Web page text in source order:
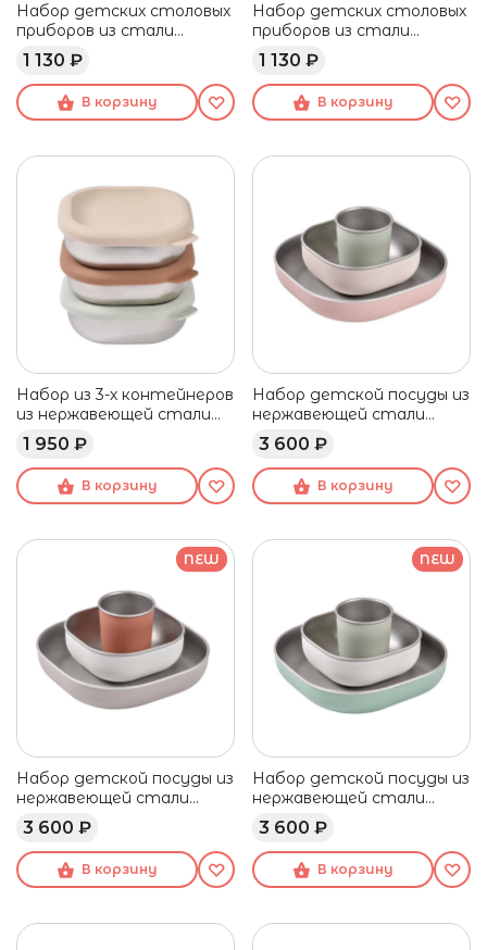
Набор детских столовых
приборов из стали
BEABA розовый
1 130 ₽
В корзину
Набор детских столовых
приборов из стали
BEABA голубой
1 130 ₽
В корзину
Набор из 3-х контейнеров
из нержавеющей стали
BEABA
1 950 ₽
В корзину
Набор детской посуды из
нержавеющей стали
BEABA розовый
3 600 ₽
В корзину
NEW
Набор детской посуды из
нержавеющей стали
BEABA бежевый/белый/
красный
3 600 ₽
В корзину
NEW
Набор детской посуды из
нержавеющей стали
BEABA зеленый/белый
3 600 ₽
В корзину